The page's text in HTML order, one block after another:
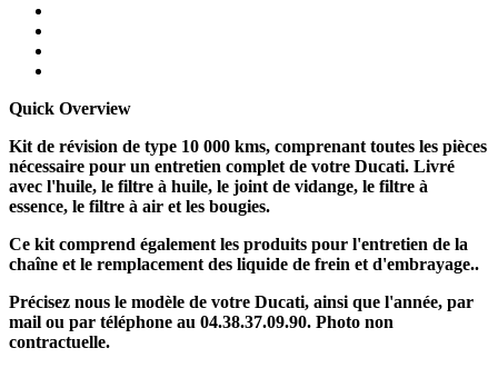
Quick Overview
Kit de révision de type 10 000 kms, comprenant toutes les pièces
nécessaire pour un entretien complet de votre Ducati. Livré
avec l'huile, le filtre à huile, le joint de vidange, le filtre à
essence, le filtre à air et les bougies.
Ce kit comprend également les produits pour l'entretien de la
chaîne et le remplacement des liquide de frein et d'embrayage..
Précisez nous le modèle de votre Ducati, ainsi que l'année, par
mail ou par téléphone au 04.38.37.09.90. Photo non
contractuelle.